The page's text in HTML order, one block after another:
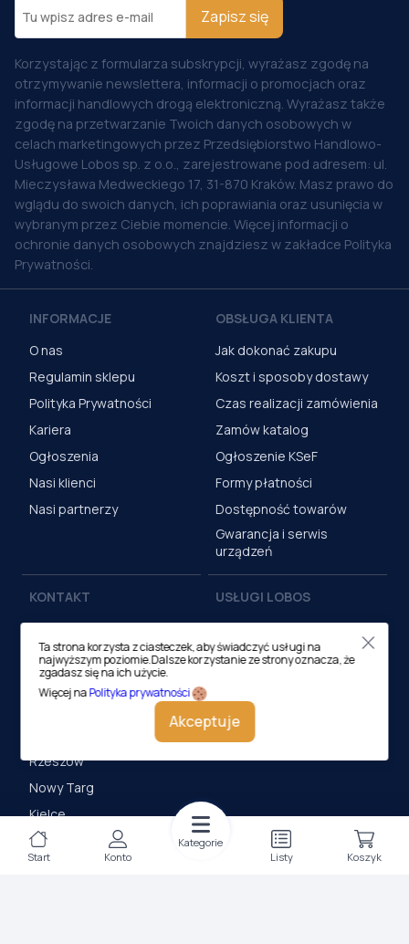
Zapisz się
Korzystając z formularza subskrypcji, wyrażasz zgodę na
otrzymywanie newslettera, informacji o promocjach oraz
informacji handlowych drogą elektroniczną. Wyrażasz także
zgodę na przetwarzanie Twoich danych osobowych w
celach marketingowych przez Przedsiębiorstwo Handlowo-
Usługowe Lobos sp. z o.o., zarejestrowane pod adresem: ul.
Mieczysława Medweckiego 17, 31-870 Kraków. Masz prawo do
wglądu do swoich danych, ich poprawiania oraz usunięcia w
wybranym przez Ciebie momencie. Więcej informacji o
ochronie danych osobowych znajdziesz w zakładce Polityka
Prywatności.
INFORMACJE
O nas
Regulamin sklepu
Polityka Prywatności
Kariera
Ogłoszenia
Nasi klienci
Nasi partnerzy
OBSŁUGA KLIENTA
Jak dokonać zakupu
Koszt i sposoby dostawy
Czas realizacji zamówienia
Zamów katalog
Ogłoszenie KSeF
Formy płatności
Dostępność towarów
Gwarancja i serwis
urządzeń
KONTAKT
Kraków (centrala)
Kraków (sklep)
Rzeszów
Nowy Targ
Kielce
Katowice
USŁUGI LOBOS
AV/Multimedia
druku
Meble Biurowe
Ta strona korzysta z ciasteczek, aby świadczyć usługi na
najwyższym poziomie.Dalsze korzystanie ze strony oznacza, że
zgadasz się na ich użycie.
Więcej naPolityka prywatności
Akceptuje
Start Konto
Kategorie
Listy
Koszyk